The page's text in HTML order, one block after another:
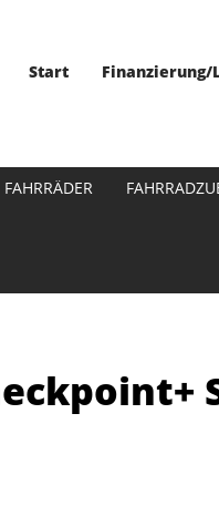
Start Finanzierung/
FAHRRÄDER